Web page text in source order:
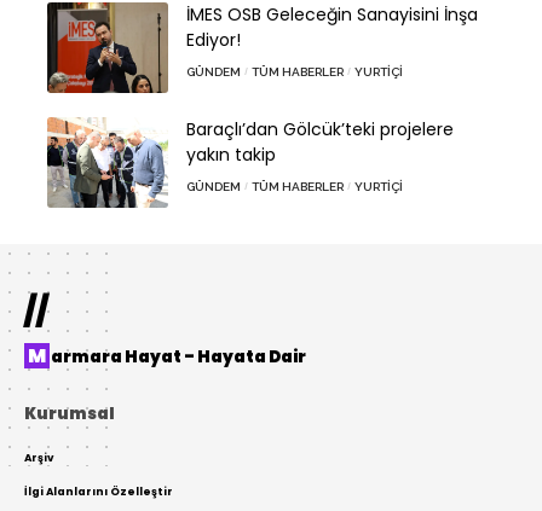
İMES OSB Geleceğin Sanayisini İnşa
Ediyor!
GÜNDEM TÜM HABERLER YURTIÇI
Baraçlı’dan Gölcük’teki projelere
yakın takip
GÜNDEM TÜM HABERLER YURTIÇI
//
Marmara Hayat – Hayata Dair
Kurumsal
Arşiv
İlgi Alanlarını Özelleştir